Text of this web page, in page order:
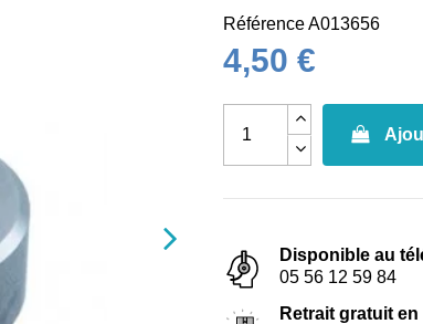
RéférenceA013656
4,50 €
Disponible au
05 56 12 59 84
Retrait gratuit